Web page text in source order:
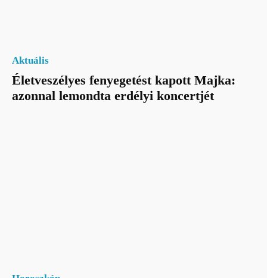
Aktuális
Életveszélyes fenyegetést kapott Majka:
azonnal lemondta erdélyi koncertjét